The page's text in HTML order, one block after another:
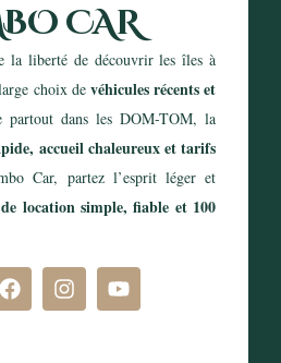
CAR
la liberté de découvrir les îles à
choix de véhicules récents et
partout dans les DOM-TOM, la
accueil chaleureux et tarifs
Car, partez l’esprit léger et
location simple, fiable et 100